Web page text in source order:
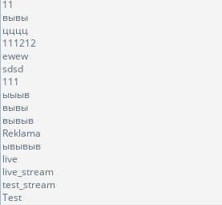
11
вывы
цццц
111212
ewew
sdsd
111
ыыыв
вывы
вывыв
Reklama
ывывыв
live
live_stream
test_stream
Test